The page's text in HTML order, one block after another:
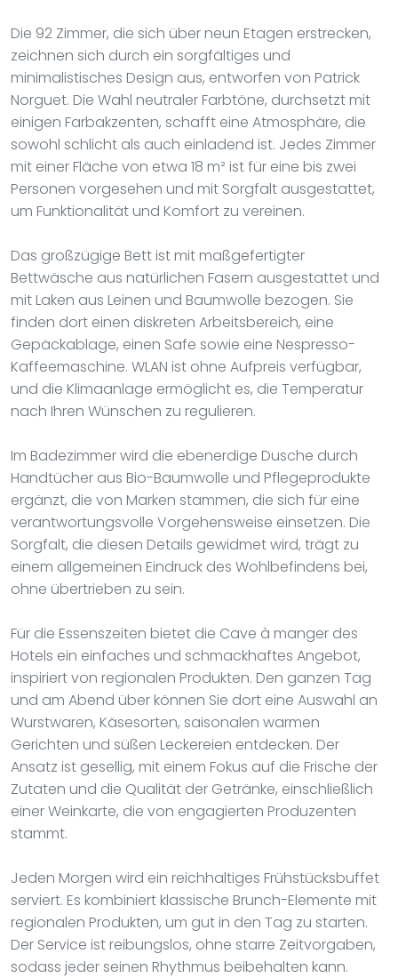
Die 92 Zimmer, die sich über neun Etagen erstrecken,
zeichnen sich durch ein sorgfältiges und
minimalistisches Design aus, entworfen von Patrick
Norguet. Die Wahl neutraler Farbtöne, durchsetzt mit
einigen Farbakzenten, schafft eine Atmosphäre, die
sowohl schlicht als auch einladend ist. Jedes Zimmer
mit einer Fläche von etwa 18 m² ist für eine bis zwei
Personen vorgesehen und mit Sorgfalt ausgestattet,
um Funktionalität und Komfort zu vereinen.
Das großzügige Bett ist mit maßgefertigter
Bettwäsche aus natürlichen Fasern ausgestattet und
mit Laken aus Leinen und Baumwolle bezogen. Sie
finden dort einen diskreten Arbeitsbereich, eine
Gepäckablage, einen Safe sowie eine Nespresso-
Kaffeemaschine. WLAN ist ohne Aufpreis verfügbar,
und die Klimaanlage ermöglicht es, die Temperatur
nach Ihren Wünschen zu regulieren.
Im Badezimmer wird die ebenerdige Dusche durch
Handtücher aus Bio-Baumwolle und Pflegeprodukte
ergänzt, die von Marken stammen, die sich für eine
verantwortungsvolle Vorgehensweise einsetzen. Die
Sorgfalt, die diesen Details gewidmet wird, trägt zu
einem allgemeinen Eindruck des Wohlbefindens bei,
ohne übertrieben zu sein.
Für die Essenszeiten bietet die Cave à manger des
Hotels ein einfaches und schmackhaftes Angebot,
inspiriert von regionalen Produkten. Den ganzen Tag
und am Abend über können Sie dort eine Auswahl an
Wurstwaren, Käsesorten, saisonalen warmen
Gerichten und süßen Leckereien entdecken. Der
Ansatz ist gesellig, mit einem Fokus auf die Frische der
Zutaten und die Qualität der Getränke, einschließlich
einer Weinkarte, die von engagierten Produzenten
stammt.
Jeden Morgen wird ein reichhaltiges Frühstücksbuffet
serviert. Es kombiniert klassische Brunch-Elemente mit
regionalen Produkten, um gut in den Tag zu starten.
Der Service ist reibungslos, ohne starre Zeitvorgaben,
sodass jeder seinen Rhythmus beibehalten kann.